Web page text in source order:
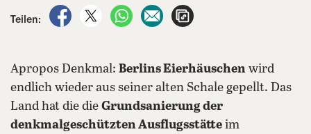
Teilen:
auf Facebook teilen
auf X teilenper WhatsApp teilen
per E-Mail teilen
Apropos Denkmal: Berlins Eierhäuschen wird
endlich wieder aus seiner alten Schale gepellt. Das
Land hat die die Grundsanierung der
denkmalgeschützten Ausflugsstätte im